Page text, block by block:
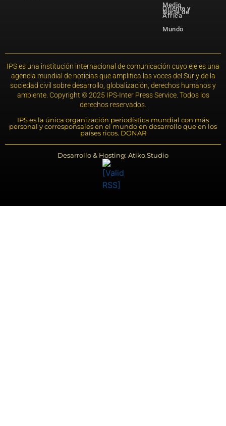
Medio
Oriente y
Norte de
África
Mundo
IPS es una institución internacional de comunicación cuyo eje es una
agencia mundial de noticias que amplifica las voces del Sur y de la
sociedad civil sobre desarrollo, globalización, derechos humanos y
ambiente. Copyright © 2025 IPS-Inter Press Service. Todos los
derechos reservados.
IPS es la única organización periodística mundial con más
personal y corresponsales en el mundo en desarrollo que en los
países ricos. DONAR
Desarrollo & Hosting: Atiko.Studio